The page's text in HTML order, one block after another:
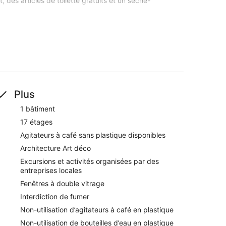
sans fil. Des bureaux et un téléphone
des serviettes et le remplacement des
tous les jours.
minutes de marche de Torre Pirelli. Vous
à Internet gratuit et un restaurant, sans oublier un
The Hall Bar & Restaurant
à sec / blanchisserie, un service de
espace généreux, leur propreté et leur confort
de la mode) et à quelques minutes de Corso
(certaines restrictions s'appliquent)
Plus
1 bâtiment
17 étages
Agitateurs à café sans plastique disponibles
Architecture Art déco
Excursions et activités organisées par des
entreprises locales
Fenêtres à double vitrage
Interdiction de fumer
Non-utilisation d’agitateurs à café en plastique
Non-utilisation de bouteilles d’eau en plastique